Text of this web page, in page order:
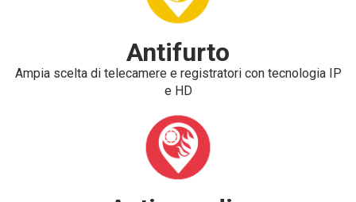
Antifurto
Ampia scelta di telecamere e registratori con tecnologia IP
e HD